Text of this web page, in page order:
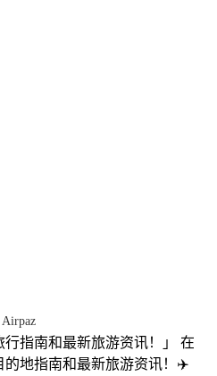
行指南和最新旅游资讯！」 在
的地指南和最新旅游资讯！✈️